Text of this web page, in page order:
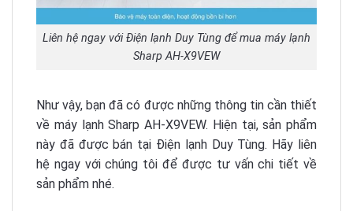
Liên hệ ngay với Điện lạnh Duy Tùng để mua máy lạnh
Sharp AH-X9VEW
Như vậy, bạn đã có được những thông tin cần thiết
về máy lạnh Sharp AH-X9VEW. Hiện tại, sản phẩm
này đã được bán tại Điện lạnh Duy Tùng. Hãy liên
hệ ngay với chúng tôi để được tư vấn chi tiết về
sản phẩm nhé.